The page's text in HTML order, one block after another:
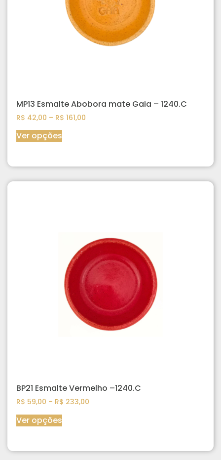
MP13 Esmalte Abobora mate Gaia – 1240.C
R$ 42,00 – R$ 161,00
Ver opções
BP21 Esmalte Vermelho –1240.C
R$ 59,00 – R$ 233,00
Ver opções